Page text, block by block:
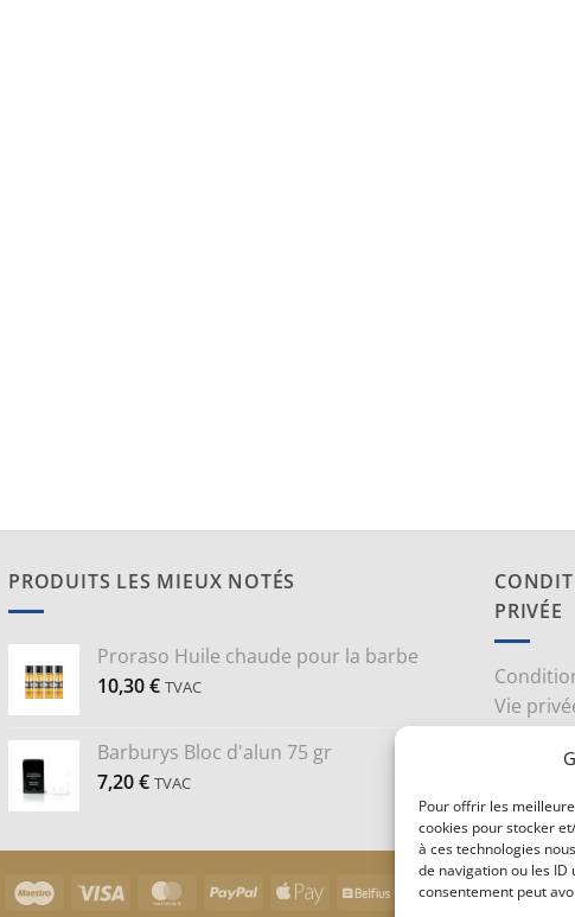
Pour offrir les
cookies pour stocker
à ces technologies
de navigation ou les
consentement peut
PRODUITS LES MIEUX NOTÉS
Proraso Huile chaude pour la barbe
10,30€ TVAC
Barburys Bloc d'alun 75 gr
7,20€ TVAC
PRIVÉE
Vie
BancontactMaestro Visa MasterCardPayPal
Apple
Belfius Google Stripe